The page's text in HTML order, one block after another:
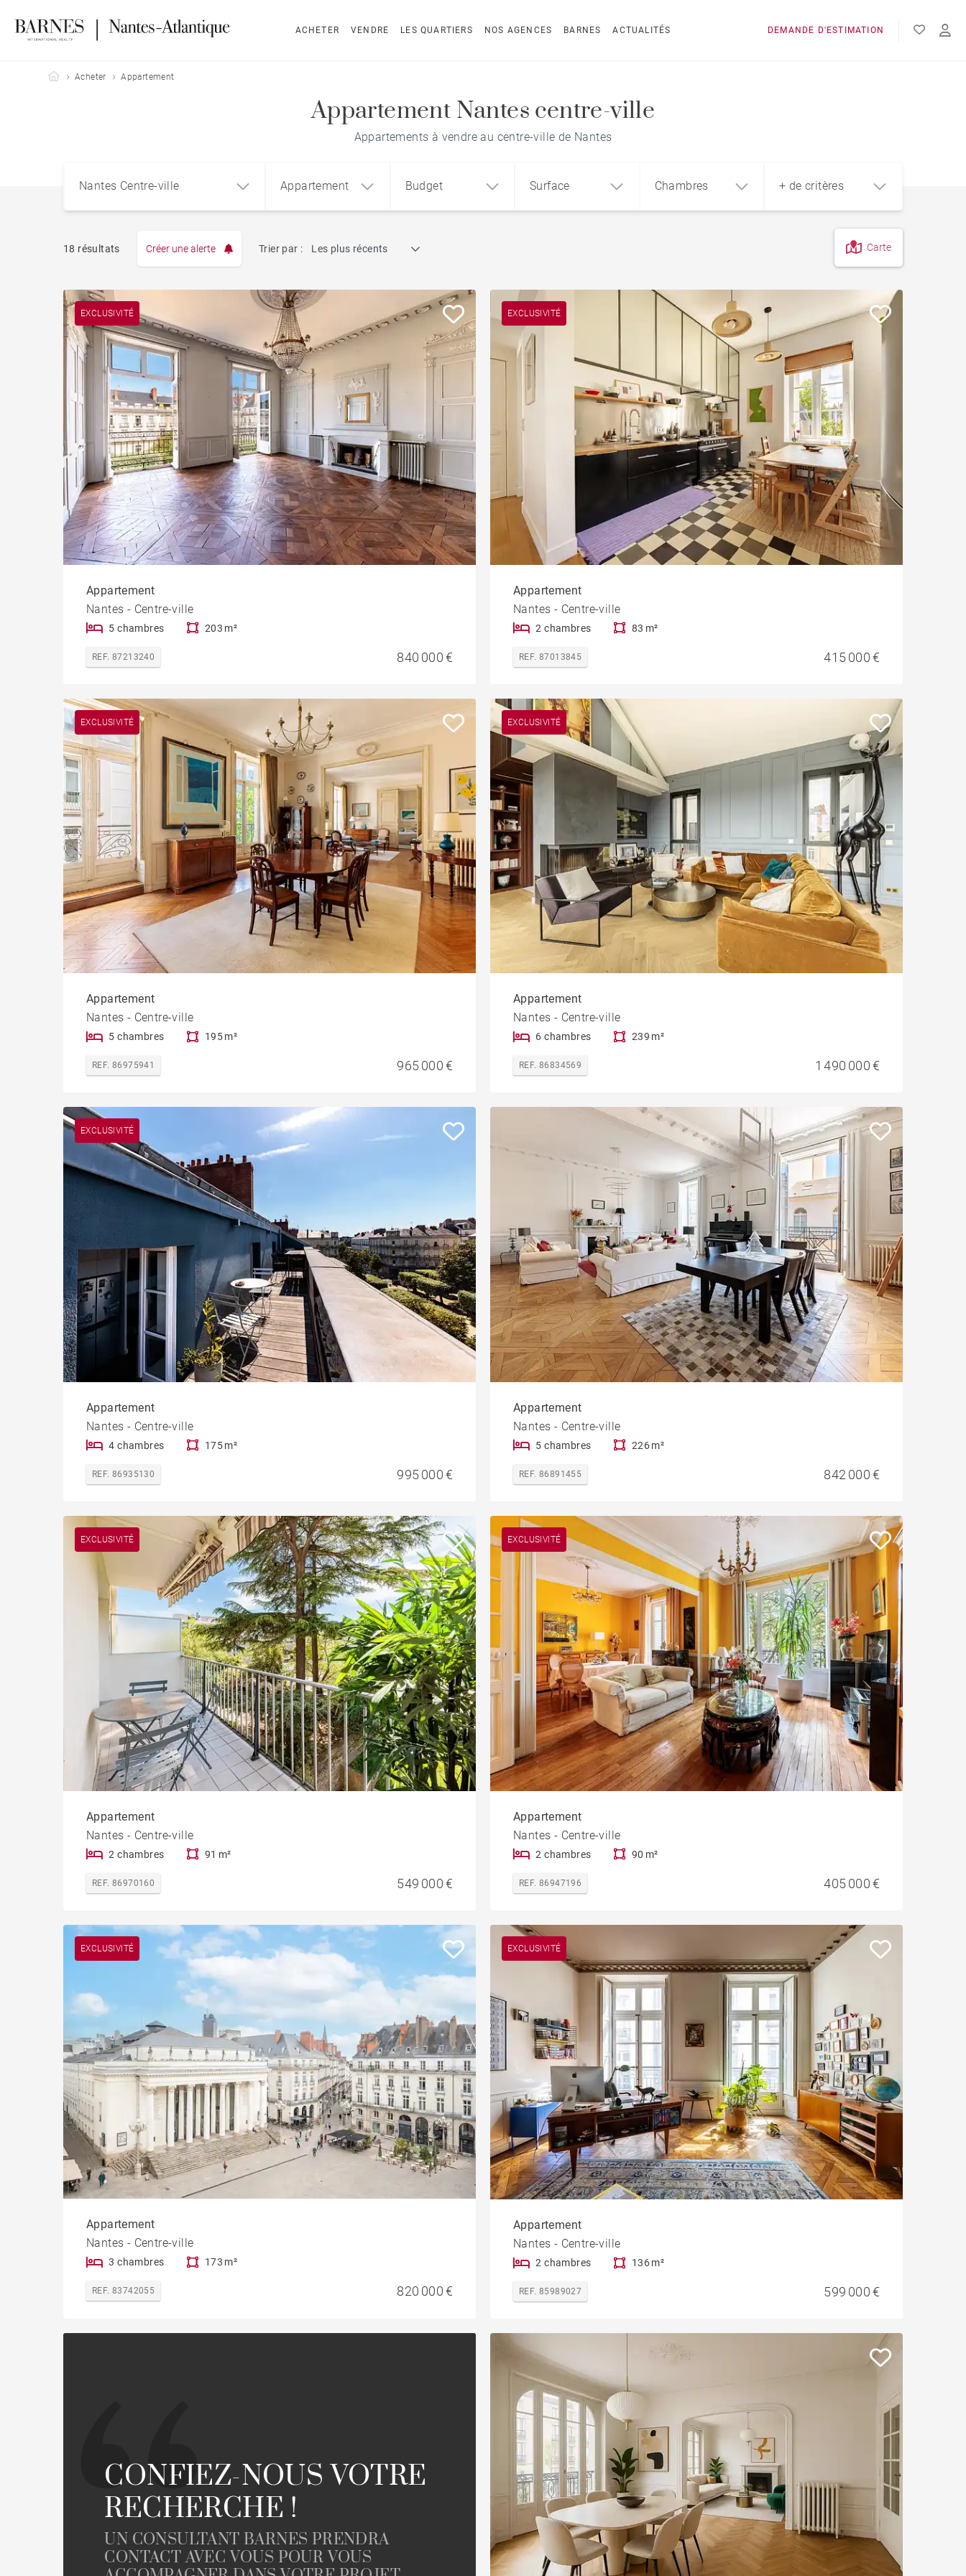
ACHETER VENDRE LES QUARTIERS NOS AGENCES BARNES ACTUALITÉS DEMANDE D'ESTIMATION
Barnes Nantes-Atlantique
Acheter Appartement
Appartement Nantes centre-ville
Appartements à vendre au centre-ville de Nantes
Nantes Centre-ville
Nantes Centre-ville
Appartement
Appartement Maison Terrain
Programme
Bureau et
commerce
Budget Surface Chambres + de critères
Piscine Style contemporain
Villa bauloise Vue Erdre
Bien d'exception
Dernier étage Style ancien
Terrasse Parking / Garage
Ascenseur
Hôtel particulier Château / Manoir
Cours Cambronne
18 résultats Créer une alerte Trier par : Les plus récents Carte
EXCLUSIVITÉ
Appartement
Nantes - Centre-ville
5 chambres 203 m²
REF. 87213240 840 000 €
EXCLUSIVITÉ
Appartement
Nantes - Centre-ville
2 chambres 83 m²
REF. 87013845 415 000 €
EXCLUSIVITÉ
Appartement
Nantes - Centre-ville
5 chambres 195 m²
REF. 86975941 965 000 €
EXCLUSIVITÉ
Appartement
Nantes - Centre-ville
6 chambres 239 m²
REF. 86834569 1 490 000 €
EXCLUSIVITÉ
Appartement
Nantes - Centre-ville
4 chambres 175 m²
REF. 86935130 995 000 €
Appartement
Nantes - Centre-ville
5 chambres 226 m²
REF. 86891455 842 000 €
EXCLUSIVITÉ
Appartement
Nantes - Centre-ville
2 chambres 91 m²
REF. 86970160 549 000 €
EXCLUSIVITÉ
Appartement
Nantes - Centre-ville
2 chambres 90 m²
REF. 86947196 405 000 €
EXCLUSIVITÉ
Appartement
Nantes - Centre-ville
3 chambres 173 m²
REF. 83742055 820 000 €
EXCLUSIVITÉ
Appartement
Nantes - Centre-ville
2 chambres 136 m²
REF. 85989027 599 000 €
CONFIEZ-NOUS VOTRE
RECHERCHE !
UN CONSULTANT BARNES PRENDRA
CONTACT AVEC VOUS POUR VOUS